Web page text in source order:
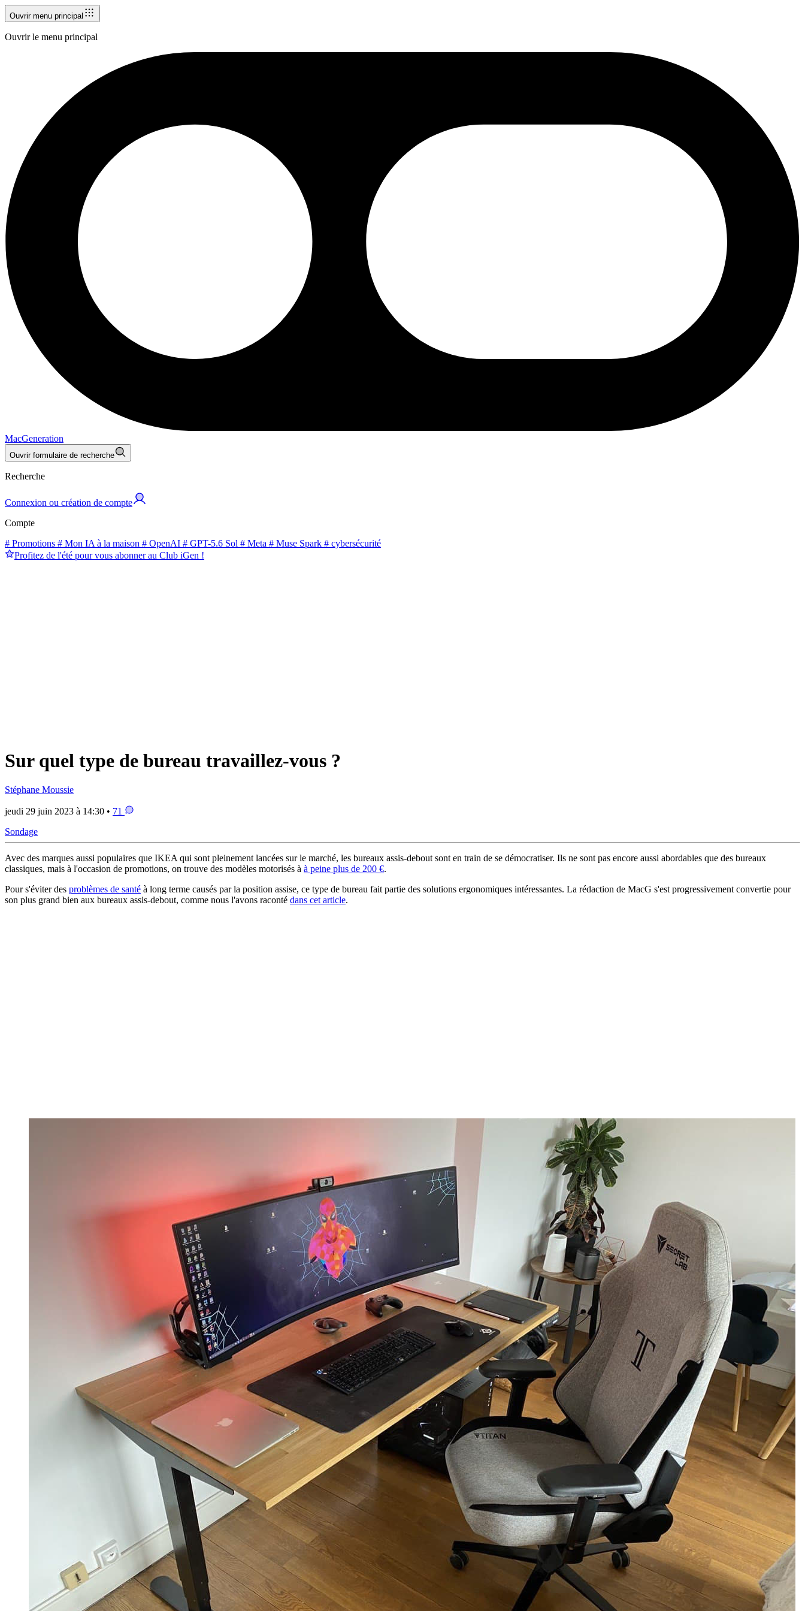
Ouvrir menu principal
Ouvrir le menu principal
MacGeneration
Ouvrir formulaire de recherche
Recherche
Connexion ou création de compte
Compte
# Promotions # Mon IA à la maison # OpenAI # GPT-5.6 Sol # Meta # Muse Spark # cybersécurité
Profitez de l'été pour vous abonner au Club iGen !
Sur quel type de bureau travaillez-vous ?
Stéphane Moussie
jeudi 29 juin 2023 à 14:30 • 71
Sondage
Avec des marques aussi populaires que IKEA qui sont pleinement lancées sur le marché, les bureaux assis-debout sont en train de se démocratiser. Ils ne sont pas encore aussi abordables que des bureaux
classiques, mais à l'occasion de promotions, on trouve des modèles motorisés à à peine plus de 200 €.
Pour s'éviter des problèmes de santé à long terme causés par la position assise, ce type de bureau fait partie des solutions ergonomiques intéressantes. La rédaction de MacG s'est progressivement convertie pour
son plus grand bien aux bureaux assis-debout, comme nous l'avons raconté dans cet article.